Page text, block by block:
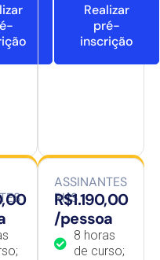
Realizar
pré-
inscrição
ASSINANTES
RHS
R$1.190,00
/pessoa
8 horas
de curso;